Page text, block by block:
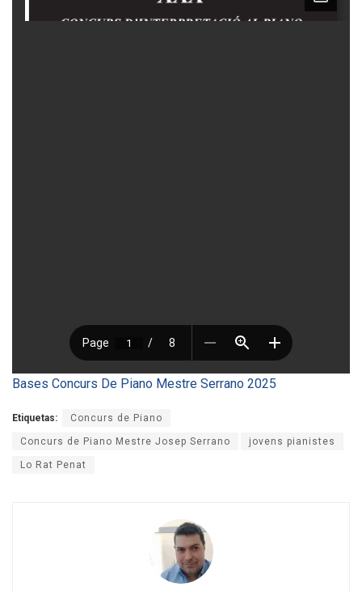
Bases Concurs De Piano Mestre Serrano 2025
Etiquetas: Concurs de Piano
Concurs de Piano Mestre Josep Serrano jovens pianistes
Lo Rat Penat